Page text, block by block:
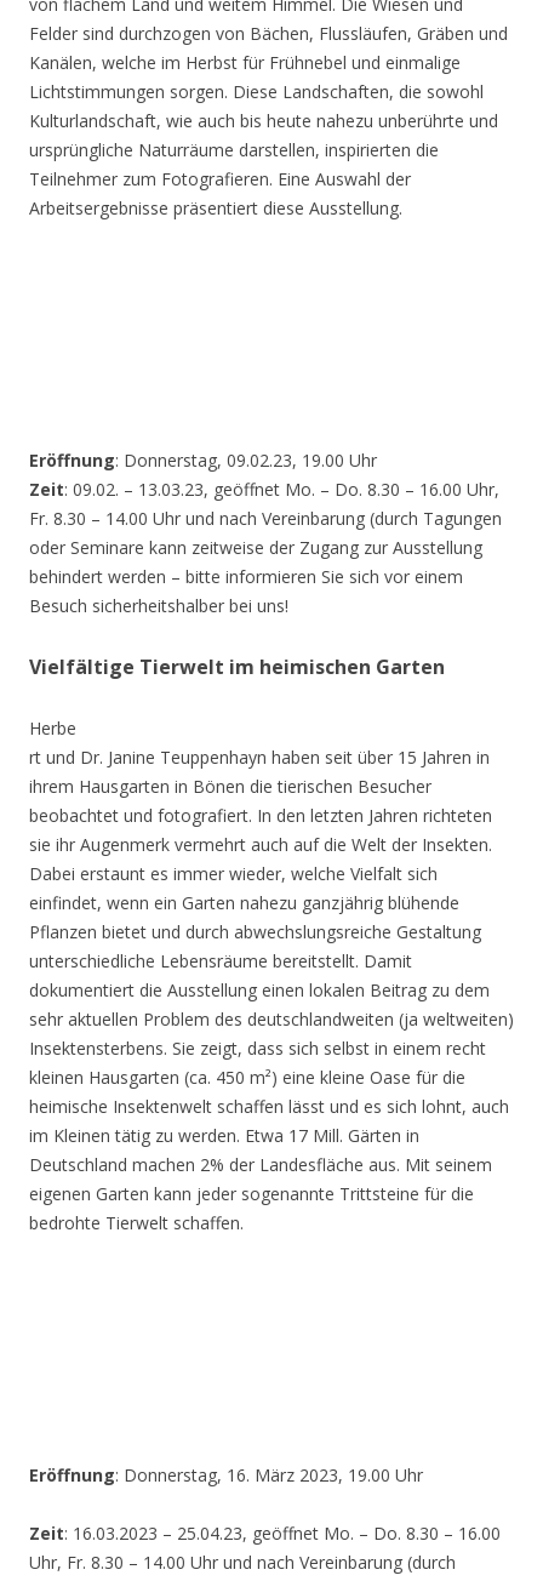
Felder sind durchzogen von Bächen, Flussläufen, Gräben und
Kanälen, welche im Herbst für Frühnebel und einmalige
Lichtstimmungen sorgen. Diese Landschaften, die sowohl
Kulturlandschaft, wie auch bis heute nahezu unberührte und
ursprüngliche Naturräume darstellen, inspirierten die
Teilnehmer zum Fotografieren. Eine Auswahl der
Arbeitsergebnisse präsentiert diese Ausstellung.
Eröffnung: Donnerstag, 09.02.23, 19.00 Uhr
Zeit: 09.02. – 13.03.23, geöffnet Mo. – Do. 8.30 – 16.00 Uhr,
Fr. 8.30 – 14.00 Uhr und nach Vereinbarung (durch Tagungen
oder Seminare kann zeitweise der Zugang zur Ausstellung
behindert werden – bitte informieren Sie sich vor einem
Besuch sicherheitshalber bei uns!
Vielfältige Tierwelt im heimischen Garten
Herbe
rt und Dr. Janine Teuppenhayn haben seit über 15 Jahren in
ihrem Hausgarten in Bönen die tierischen Besucher
beobachtet und fotografiert. In den letzten Jahren richteten
sie ihr Augenmerk vermehrt auch auf die Welt der Insekten.
Dabei erstaunt es immer wieder, welche Vielfalt sich
einfindet, wenn ein Garten nahezu ganzjährig blühende
Pflanzen bietet und durch abwechslungsreiche Gestaltung
unterschiedliche Lebensräume bereitstellt. Damit
dokumentiert die Ausstellung einen lokalen Beitrag zu dem
sehr aktuellen Problem des deutschlandweiten (ja weltweiten)
Insektensterbens. Sie zeigt, dass sich selbst in einem recht
kleinen Hausgarten (ca. 450 m²) eine kleine Oase für die
heimische Insektenwelt schaffen lässt und es sich lohnt, auch
im Kleinen tätig zu werden. Etwa 17 Mill. Gärten in
Deutschland machen 2% der Landesfläche aus. Mit seinem
eigenen Garten kann jeder sogenannte Trittsteine für die
bedrohte Tierwelt schaffen.
Eröffnung: Donnerstag, 16. März 2023, 19.00 Uhr
Zeit: 16.03.2023 – 25.04.23, geöffnet Mo. – Do. 8.30 – 16.00
Uhr, Fr. 8.30 – 14.00 Uhr und nach Vereinbarung (durch